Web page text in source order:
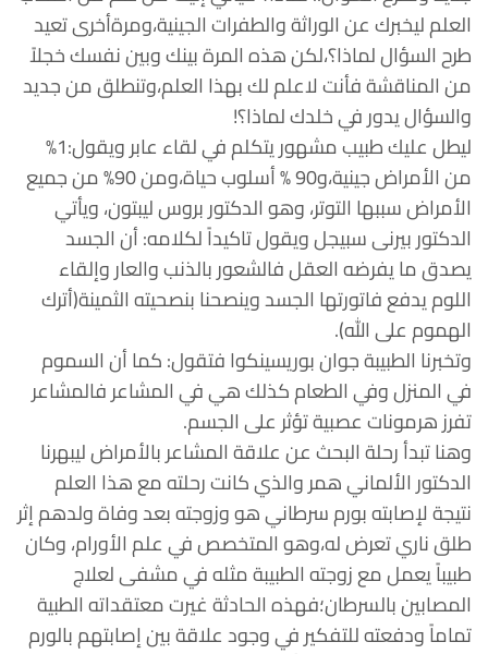
العلم ليخبرك عن الوراثة والطفرات الجينية،ومرةأخرى تعيد
طرح السؤال لماذا؟،لكن هذه المرة بينك وبين نفسك خجلاً
من المناقشة فأنت لاعلم لك بهذا العلم،وتنطلق من جديد
والسؤال يدور في خلدك لماذا؟!
ليطل عليك طبيب مشهور يتكلم في لقاء عابر ويقول:1%
من الأمراض جينية،و90 % أسلوب حياة،ومن 90% من جميع
الأمراض سببها التوتر، وهو الدكتور بروس ليبتون، ويأتي
الدكتور بيرنى سبيجل ويقول تاكيداً لكلامه: أن الجسد
يصدق ما يفرضه العقل فالشعور بالذنب والعار وإلقاء
اللوم يدفع فاتورتها الجسد وينصحنا بنصحيته الثمينة(أترك
الهموم على الله).
وتخبرنا الطبيبة جوان بوريسينكوا فتقول: كما أن السموم
في المنزل وفي الطعام كذلك هي في المشاعر فالمشاعر
تفرز هرمونات عصبية تؤثر على الجسم.
وهنا تبدأ رحلة البحث عن علاقة المشاعر بالأمراض ليبهرنا
الدكتور الألماني همر والذي كانت رحلته مع هذا العلم
نتيجة لإصابته بورم سرطاني هو وزوجته بعد وفاة ولدهم إثر
طلق ناري تعرض له،وهو المتخصص في علم الأورام، وكان
طبيباً يعمل مع زوجته الطبيبة مثله في مشفى لعلاج
المصابين بالسرطان؛فهذه الحادثة غيرت معتقداته الطبية
تماماً ودفعته للتفكير في وجود علاقة بين إصابتهم بالورم